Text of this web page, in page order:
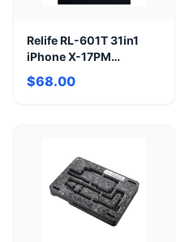
Relife RL-601T 31in1
iPhone X-17PM
Birleştirme Kalıp Seti
$68.00